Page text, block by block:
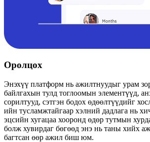
Оролцох
Энэхүү платформ нь ажилтнуудыг урам
байлгахын тулд тоглоомын элементүүд,
сорилтууд, сэтгэн бодох өдөөлтүүдийг
ийн тусламжтайгаар хэлний дадлага нь
эцсийн хугацаа хооронд өдөр тутмын
болж хувирдаг бөгөөд энэ нь таны хийх
багтсан өөр ажил биш юм.